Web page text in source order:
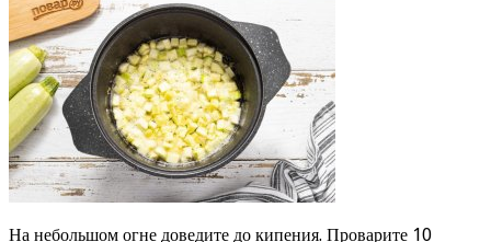
На небольшом огне доведите до кипения. Проварите 10